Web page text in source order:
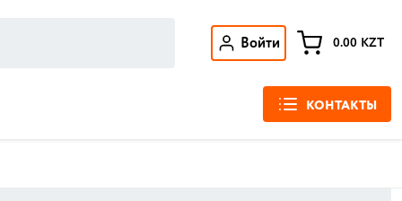
Войти 0.00 KZT
КОНТАКТЫ